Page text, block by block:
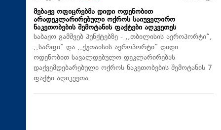
მებაჟე ოფიცრებმა დიდი ოდენობით
არადეკლარირებული ოქროს საიუველირო
ნაკეთობების შემოტანის ფაქტები აღკვეთეს
საბაჟო გამშვებ პუნქტებზე - ,,თბილისის აეროპორტი“,
,,სარფი“ და ,,ქუთაისის აეროპორტი“ დიდი
ოდენობით სავალდებულო დეკლარირებას
დაქვემდებარებული ოქროს ნაკეთობების შემოტანის 7
ფაქტი აღიკვეთა.